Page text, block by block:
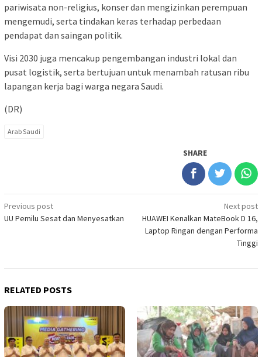
pariwisata non-religius, konser dan mengizinkan perempuan
mengemudi, serta tindakan keras terhadap perbedaan
pendapat dan saingan politik.
Visi 2030 juga mencakup pengembangan industri lokal dan
pusat logistik, serta bertujuan untuk menambah ratusan ribu
lapangan kerja bagi warga negara Saudi.
(DR)
Arab Saudi
SHARE
Post
navigation
Previous post
UU Pemilu Sesat dan Menyesatkan
Next post
HUAWEI Kenalkan MateBook D 16,
Laptop Ringan dengan Performa
Tinggi
RELATED POSTS